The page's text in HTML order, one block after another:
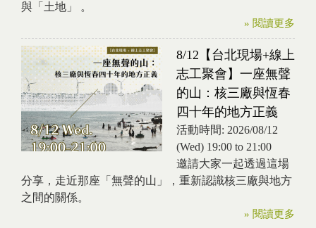
與「土地」 。
» 閱讀更多
8/12【台北現場+線上
志工聚會】一座無聲
的山：核三廠與恆春
四十年的地方正義
活動時間: 2026/08/12
(Wed) 19:00 to 21:00
邀請大家一起透過這場
分享，走近那座「無聲的山」，重新認識核三廠與地方
之間的關係。
» 閱讀更多